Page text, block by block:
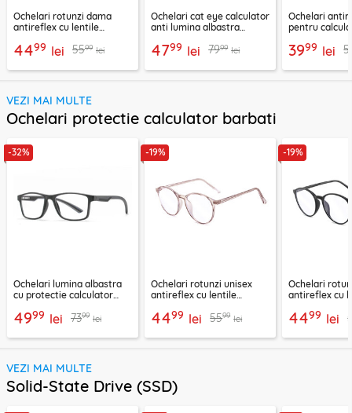
Ochelari rotunzi dama
antireflex cu lentile
F8551-C5
4499 lei 5599 lei
Ochelari cat eye calculator
anti lumina albastra
4799 lei 7999 lei
Ochelari
pentru
3999 lei
VEZI MAI MULTE
Ochelari protectie calculator barbati
-32%
Ochelari lumina albastra
cu protectie calculator
4999 lei 7399 lei
-19%
Ochelari rotunzi unisex
antireflex cu lentile
F8551-C3
4499 lei 5599 lei
-19%
Ochelari
antireflex cu
F8551-C2
4499 lei
VEZI MAI MULTE
Solid-State Drive (SSD)